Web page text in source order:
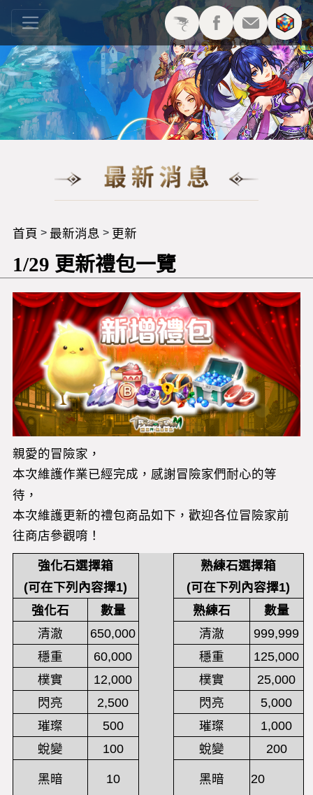
首頁 > 最新消息 > 更新
1/29 更新禮包一覽
親愛的冒險家，
本次維護作業已經完成，感謝冒險家們耐心的等
待，
本次維護更新的禮包商品如下，歡迎各位冒險家前
往商店參觀唷！
強化石選擇箱
(可在下列內容擇1)
熟練石選擇箱
(可在下列內容擇1)
強化石
數量 熟練石
數量
清澈
650,000 清澈
999,999
穩重
60,000 穩重
125,000
樸實
12,000 樸實
25,000
閃亮
2,500 閃亮
5,000
璀璨
500 璀璨
1,000
蛻變
100 蛻變 200
黑暗 10 黑暗 20